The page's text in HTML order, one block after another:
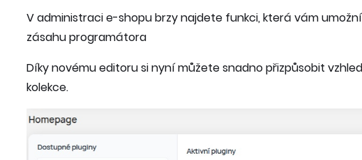
V administraci e-shopu brzy najdete funkci, která vám umožní
zásahu programátora
Díky novému editoru si nyní můžete snadno přizpůsobit
kolekce.